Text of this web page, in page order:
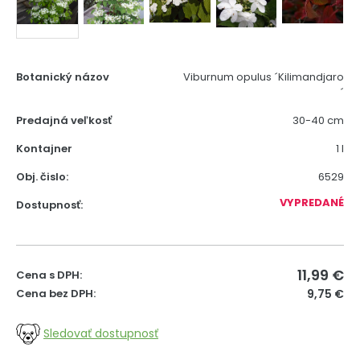
Botanický názov
Viburnum opulus ´Kilimandjaro
´
Predajná veľkosť
30-40 cm
Kontajner
1 l
Obj. čislo:
6529
Dostupnosť:
VYPREDANÉ
Cena s DPH: 11,99 €
Cena bez DPH: 9,75 €
Sledovať dostupnosť